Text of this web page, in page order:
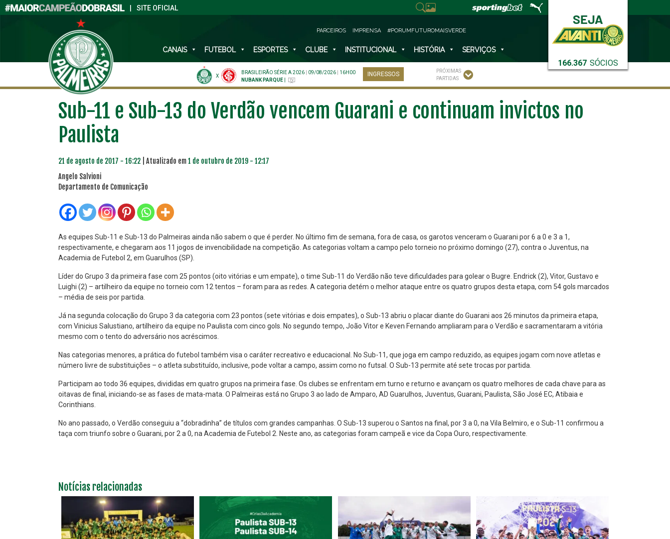
SITE OFICIAL
166.367 SÓCIOS
PARCEIROS IMPRENSA #PORUMFUTUROMAISVERDE
CANAIS FUTEBOL ESPORTES CLUBE INSTITUCIONAL HISTÓRIA SERVIÇOS
X
BRASILEIRÃO SÉRIE A 2026 09/08/2026
16H00
NUBANK PARQUE
INGRESSOS
PRÓXIMAS
PARTIDAS
Sub-11 e Sub-13 do Verdão vencem Guarani e continuam invictos no
Paulista
21 de agosto de 2017 - 16:22 | Atualizado em1 de outubro de 2019 - 12:17
Angelo Salvioni
Departamento de Comunicação
As equipes Sub-11 e Sub-13 do Palmeiras ainda não sabem o que é perder. No último fim de semana, fora de casa, os garotos venceram o Guarani por 6 a 0 e 3 a 1,
respectivamente, e chegaram aos 11 jogos de invencibilidade na competição. As categorias voltam a campo pelo torneio no próximo domingo (27), contra o Juventus, na
Academia de Futebol 2, em Guarulhos (SP).
Líder do Grupo 3 da primeira fase com 25 pontos (oito vitórias e um empate), o time Sub-11 do Verdão não teve dificuldades para golear o Bugre. Endrick (2), Vitor, Gustavo e
Luighi (2) – artilheiro da equipe no torneio com 12 tentos – foram para as redes. A categoria detém o melhor ataque entre os quatro grupos desta etapa, com 54 gols marcados
– média de seis por partida.
Já na segunda colocação do Grupo 3 da categoria com 23 pontos (sete vitórias e dois empates), o Sub-13 abriu o placar diante do Guarani aos 26 minutos da primeira etapa,
com Vinicius Salustiano, artilheiro da equipe no Paulista com cinco gols. No segundo tempo, João Vitor e Keven Fernando ampliaram para o Verdão e sacramentaram a vitória
mesmo com o tento do adversário nos acréscimos.
Nas categorias menores, a prática do futebol também visa o caráter recreativo e educacional. No Sub-11, que joga em campo reduzido, as equipes jogam com nove atletas e
número livre de substituições – o atleta substituído, inclusive, pode voltar a campo, assim como no futsal. O Sub-13 permite até sete trocas por partida.
Participam ao todo 36 equipes, divididas em quatro grupos na primeira fase. Os clubes se enfrentam em turno e returno e avançam os quatro melhores de cada chave para as
oitavas de final, iniciando-se as fases de mata-mata. O Palmeiras está no Grupo 3 ao lado de Amparo, AD Guarulhos, Juventus, Guarani, Paulista, São José EC, Atibaia e
Corinthians.
No ano passado, o Verdão conseguiu a “dobradinha” de títulos com grandes campanhas. O Sub-13 superou o Santos na final, por 3 a 0, na Vila Belmiro, e o Sub-11 confirmou a
taça com triunfo sobre o Guarani, por 2 a 0, na Academia de Futebol 2. Neste ano, as categorias foram campeã e vice da Copa Ouro, respectivamente.
Notícias relacionadas